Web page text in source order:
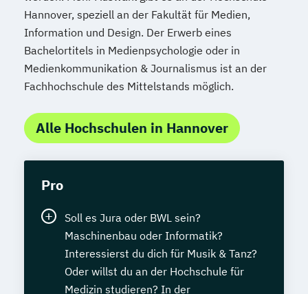
Hannover, speziell an der Fakultät für Medien,
Information und Design. Der Erwerb eines
Bachelortitels in Medienpsychologie oder in
Medienkommunikation & Journalismus ist an der
Fachhochschule des Mittelstands möglich.
Alle Hochschulen in Hannover
Pro
Soll es Jura oder BWL sein?
Maschinenbau oder Informatik?
Interessierst du dich für Musik & Tanz?
Oder willst du an der Hochschule für
Medizin studieren? In der